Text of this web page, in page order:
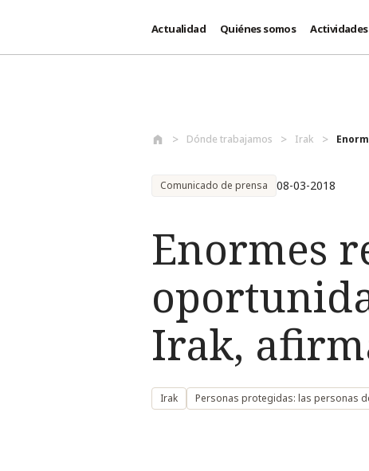
Actualidad Quiénes somos Actividades
Dónde trabajamos Irak
Comunicado de prensa 08-03-2018
Enormes
Irak,
Irak Personas protegidas: las personas